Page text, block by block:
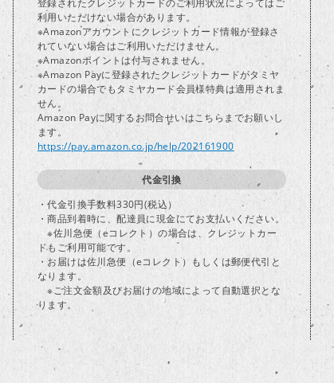
登録されたクレジットカードのご利用状況によってはご
利用いただけない場合があります。
※Amazonアカウントにクレジットカード情報が登録さ
れていない場合はご利用いただけません。
※Amazonポイントは付与されません。
※Amazon Payに登録されたクレジットカードがタミヤ
カードの場合でもタミヤカード会員様特典は適用されま
せん。
Amazon Payに関するお問合せいはこちらまでお願いし
ます。
https://pay.amazon.co.jp/help/202161900
代金引換
・代金引換手数料330円(税込）
・商品到着時に、配達員に現金にてお支払いください。
※佐川急便（eコレクト）の場合は、クレジットカー
ドもご利用可能です。
・お届けは佐川急便（eコレクト）もしくは郵便代引と
なります。
※ご注文金額及びお届けの地域によって自動選択とな
ります。